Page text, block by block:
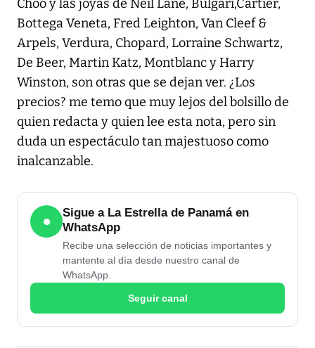
Choo y las joyas de Neil Lane, Bulgari,Cartier,
Bottega Veneta, Fred Leighton, Van Cleef &
Arpels, Verdura, Chopard, Lorraine Schwartz,
De Beer, Martin Katz, Montblanc y Harry
Winston, son otras que se dejan ver. ¿Los
precios? me temo que muy lejos del bolsillo de
quien redacta y quien lee esta nota, pero sin
duda un espectáculo tan majestuoso como
inalcanzable.
●
Sigue a La Estrella de Panamá en
WhatsApp
Recibe una selección de noticias importantes y
mantente al día desde nuestro canal de
WhatsApp.
Seguir canal